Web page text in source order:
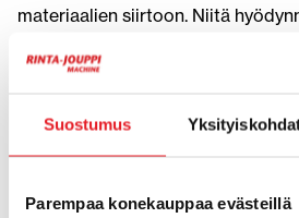
Suostumus
Parempaa konekauppaa evästeillä
materiaalien siirtoon. Niitä
kunnossapidossa,
ja infrarakentamisessa.
Erilaiset auramallit, kuten suorat
parantaa työskentelytehokkuutta